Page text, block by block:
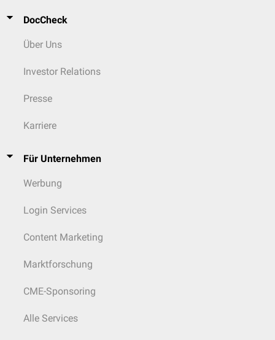
DocCheck
Über Uns
Investor Relations
Presse
Karriere
Für Unternehmen
Werbung
Login Services
Content Marketing
Marktforschung
CME-Sponsoring
Alle Services